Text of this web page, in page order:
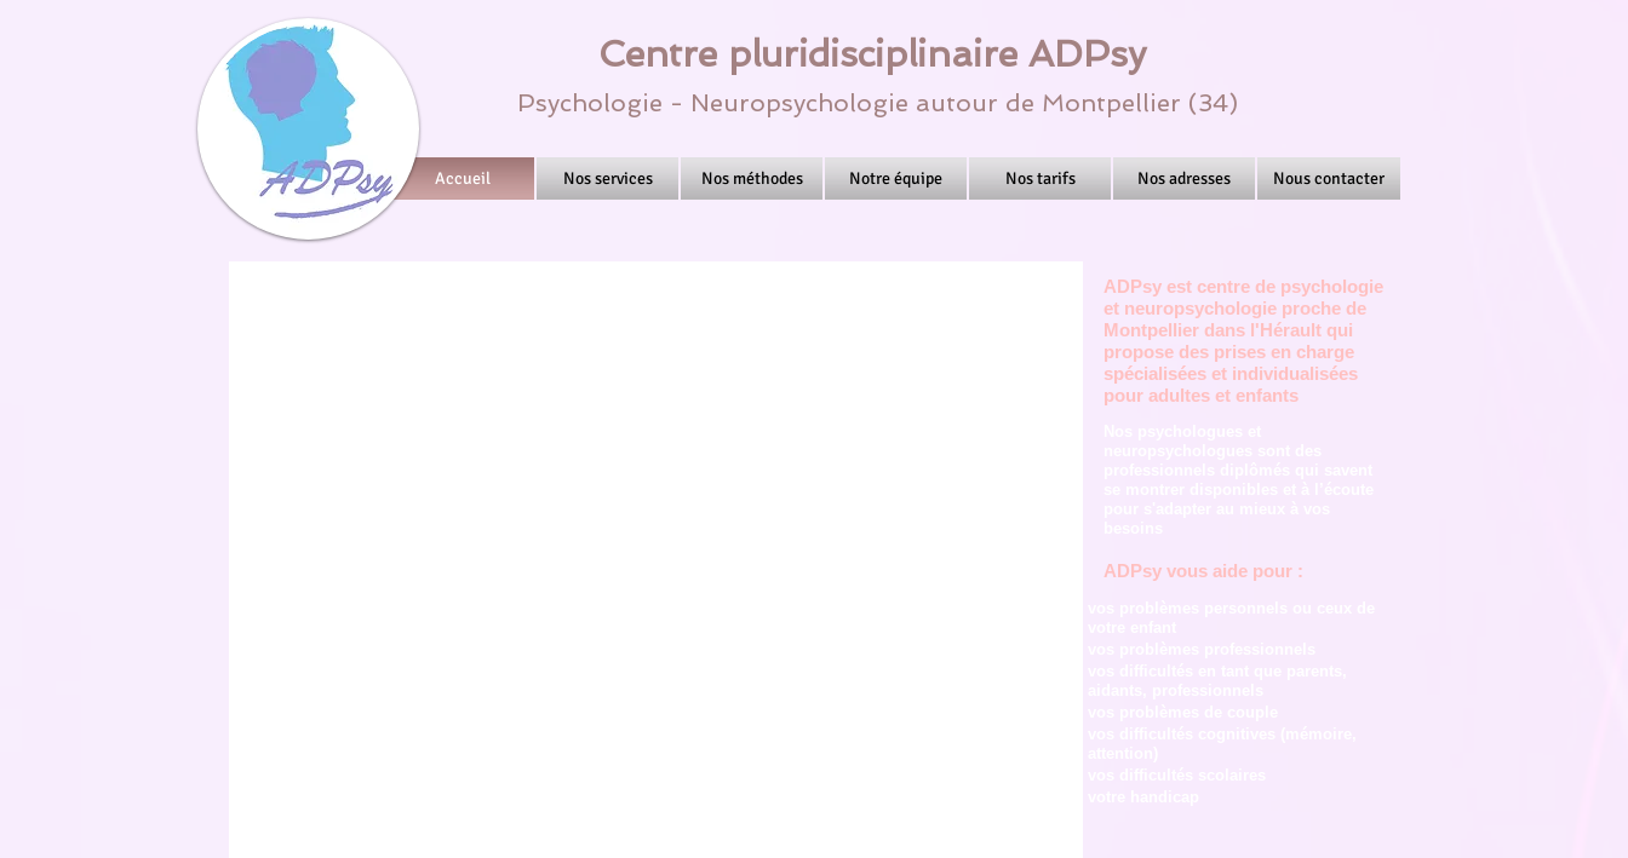
Accueil Nos services Nos méthodes Notre équipe Nos tarifs Nos adresses Nous contacter
Centre pluridisciplinaire ADPsy
Psychologie - Neuropsychologie autour de Montpellier (34)
ADPsy est centre de psychologie
et neuropsychologie proche de
Montpellier dans l'Hérault qui
propose des prises en charge
spécialisées et individualisées
pour adultes et enfants
ADPsy vous aide pour :